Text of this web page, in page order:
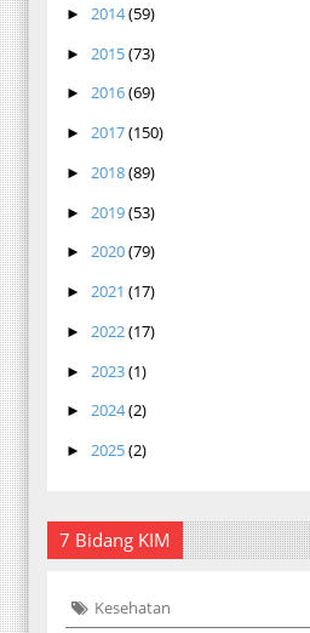
► 2014(59)
► 2015(73)
► 2016(69)
► 2017(150)
► 2018(89)
► 2019(53)
► 2020(79)
► 2021 (17)
► 2022(17)
► 2023(1)
► 2024(2)
► 2025(2)
7 Bidang KIM
Kesehatan